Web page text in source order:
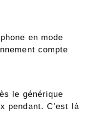
en mode
compte
le générique
pendant. C’est là